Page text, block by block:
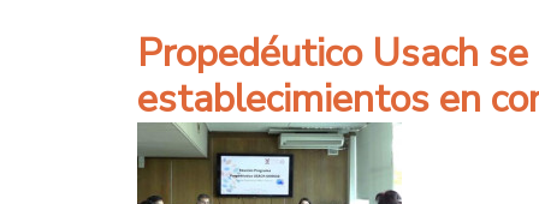
Propedéutico Usach
establecimientos en